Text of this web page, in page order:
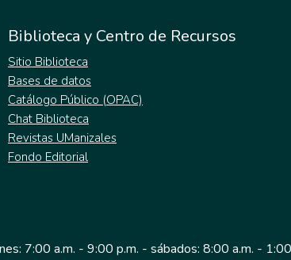
Biblioteca y Centro de Recursos
Sitio Biblioteca
Bases de datos
Catálogo Público (OPAC)
Chat Biblioteca
Revistas UManizales
Fondo Editorial
7:00 a.m. - 9:00 p.m. - sábados: 8:00 a.m. -